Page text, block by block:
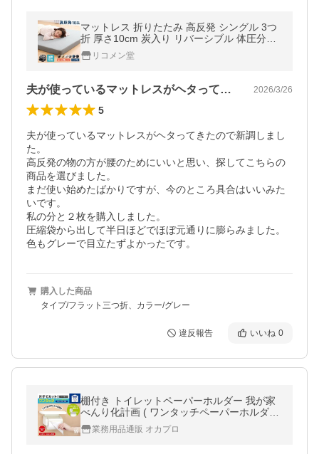
マットレス 折りたたみ 高反発 シングル 3つ
折 厚さ10cm 炭入り リバーシブル 体圧分散
通気 洗える メッシュ 高密度 190N レビュー
&amp;報告で除湿シート
リコメン堂
夫が使っているマットレスがヘタってきた… 2026/3/26
5
夫が使っているマットレスがヘタってきたので新調しまし
た。
高反発の物の方が腰のためにいいと思い、探してこちらの
商品を選びました。
まだ使い始めたばかりですが、今のところ具合はいいみた
いです。
私の分と２枚を購入しました。
圧縮袋から出して半日ほどでほぼ元通りに膨らみました。
色もグレーで目立たずよかったです。
購入した商品
タイプ/フラット三つ折、カラー/グレー
違反報告 いいね 0
棚付き トイレットペーパーホルダー 我が家
べんり化計画 ( ワンタッチペーパーホルダー
紙巻器 芯なし ペーパーカッター コストコ 両
面テープ付 スマホ置き
業務用品通販 オカプロ